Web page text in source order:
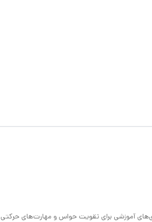
آموزشی برای تقویت حواس و مهارت‌های